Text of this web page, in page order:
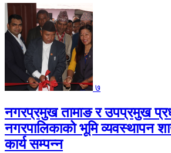
७
नगरप्रमुख तामाङ र उपप्रमुख
नगरपालिकाको भूमि व्यवस्थापन
कार्य सम्पन्न